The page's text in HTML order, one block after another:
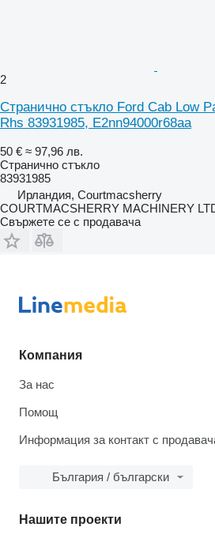
2
Странично стъкло Ford Cab Low
Rhs 83931985, E2nn94000r68aa
50 € ≈ 97,96 лв.
Странично стъкло
83931985
Ирландия, Courtmacsherry
COURTMACSHERRY MACHINERY
Свържете се с продавача
Компания
За нас
Помощ
Информация за контакт с
България / български
Нашите проекти